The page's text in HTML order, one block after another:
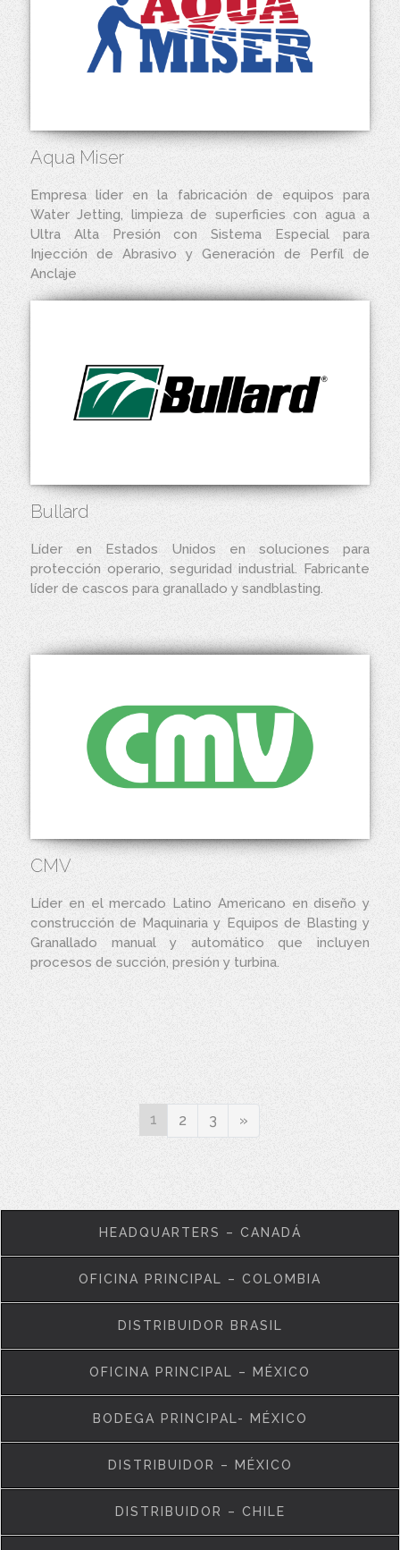
Aqua Miser
Empresa lider en la fabricación de equipos para
Water Jetting, limpieza de superficies con agua a
Ultra Alta Presión con Sistema Especial para
Injección de Abrasivo y Generación de Perfíl de
Anclaje
Bullard
Líder en Estados Unidos en soluciones para
protección operario, seguridad industrial. Fabricante
líder de cascos para granallado y sandblasting.
CMV
Líder en el mercado Latino Americano en diseño y
construcción de Maquinaria y Equipos de Blasting y
Granallado manual y automático que incluyen
procesos de succión, presión y turbina.
1 2 3 »
HEADQUARTERS – CANADÁ
OFICINA PRINCIPAL – COLOMBIA
DISTRIBUIDOR BRASIL
OFICINA PRINCIPAL – MÉXICO
BODEGA PRINCIPAL- MÉXICO
DISTRIBUIDOR – MÉXICO
DISTRIBUIDOR – CHILE